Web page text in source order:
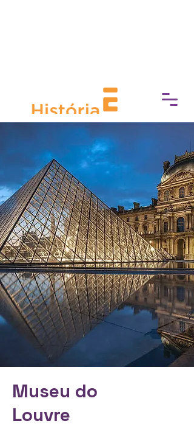
Museu do
Louvre